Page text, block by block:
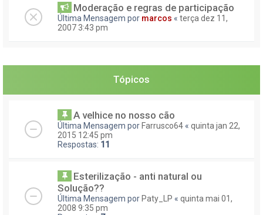
Moderação e regras de participação
Última Mensagem por marcos « terça dez 11,
2007 3:43 pm
Tópicos
A velhice no nosso cão
Última Mensagem por Farrusco64 « quinta jan 22,
2015 12:45 pm
Respostas: 11
Esterilização - anti natural ou
Solução??
Última Mensagem por Paty_LP « quinta mai 01,
2008 9:35 pm